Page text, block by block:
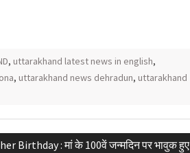
, uttarakhand latest news in english,
, uttarakhand news dehradun, uttarakhand
Birthday : मां के 100वें जन्मदिन पर भावुक हुए